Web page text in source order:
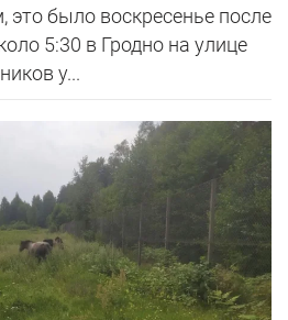
это было воскресенье после
5:30 в Гродно на улице
у...